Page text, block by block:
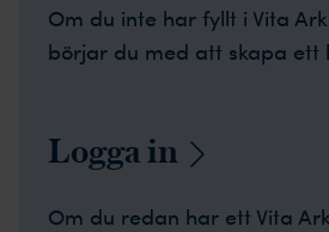
Om du inte har fyllt i Vita
börjar du med att skapa ett
Loggain
Om du redan har ett Vita